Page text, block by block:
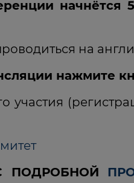
начнётся
на
нажмите
участия
ПОДРОБНОЙ